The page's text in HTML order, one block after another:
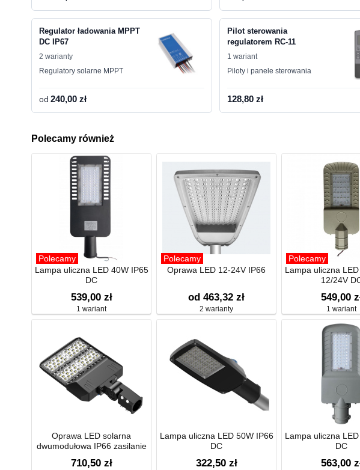
Regulator ładowania MPPT
DC IP67
2 warianty
Regulatory solarne MPPT
od 240,00 zł
Pilot sterowania
regulatorem RC-11
1 wariant
Piloty i panele sterowania
128,80 zł
Polecamy również
Polecamy
Lampa uliczna LED 40W IP65
DC
539,00 zł
1 wariant
Polecamy
Oprawa LED 12-24V IP66
od 463,32 zł
2 warianty
Polecamy
Lampa uliczna
12/24V
549,00
1 wariant
Oprawa LED solarna
dwumodułowa IP66 zasilanie
710,50 zł
Lampa uliczna LED 50W IP66
DC
322,50 zł
Lampa uliczna
DC
563,00